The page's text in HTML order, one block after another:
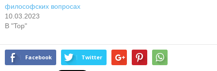
философских вопросах
10.03.2023
В "Top"
Facebook Twitter